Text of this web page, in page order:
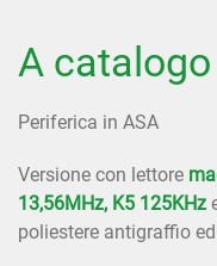
A catalogo
Periferica in ASA
Versione con lettore
13,56MHz, K5 125KHz
poliestere antigraffio